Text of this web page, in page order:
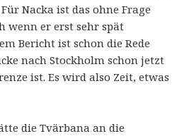
Nacka ist das ohne Frage
wenn er erst sehr spät
Bericht ist schon die Rede
nach Stockholm schon jetzt
ist. Es wird also Zeit, etwas
die Tvärbana an die